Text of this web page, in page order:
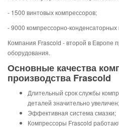
- 1500 винтовых компрессоров;
- 9000 компрессорно-конденсаторных
Компания Frascold - второй в Европе
оборудования.
Основные качества
производства Frascold
Длительный срок службы
деталей значительно увеличен;
Эффективная система смазки;
Компрессоры Frascold